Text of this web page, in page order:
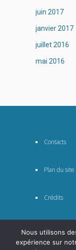
juin 2017
janvier 2017
juillet 2016
mai 2016
Contacts
Plan du site
Crédits
Nous utilisons
expérience sur